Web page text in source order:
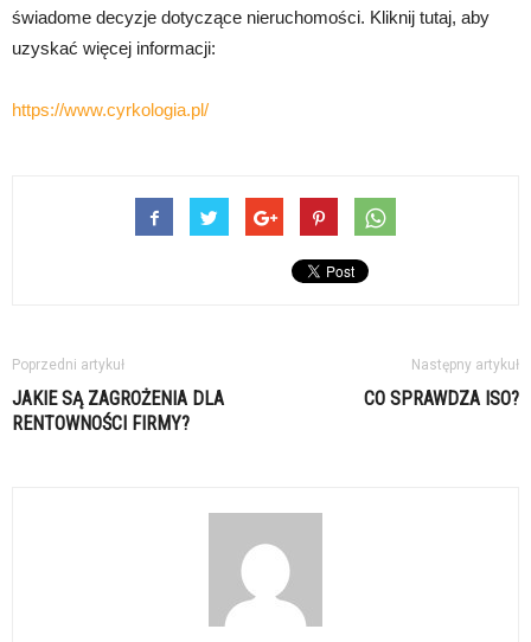
świadome decyzje dotyczące nieruchomości. Kliknij tutaj, aby
uzyskać więcej informacji:
https://www.cyrkologia.pl/
Poprzedni artykuł
JAKIE SĄ ZAGROŻENIA DLA
RENTOWNOŚCI FIRMY?
Następny artykuł
CO SPRAWDZA ISO?